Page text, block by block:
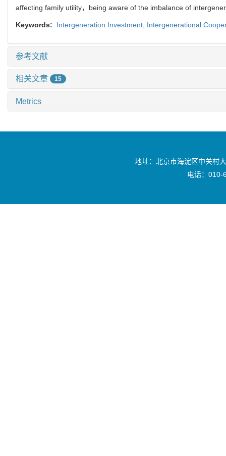
affecting family utility，being aware of the imbalance of
Keywords: Intergeneration Investment, Intergenerational
参考文献
相关文章 15
Metrics
地址：北京市海淀区中关村
电话：